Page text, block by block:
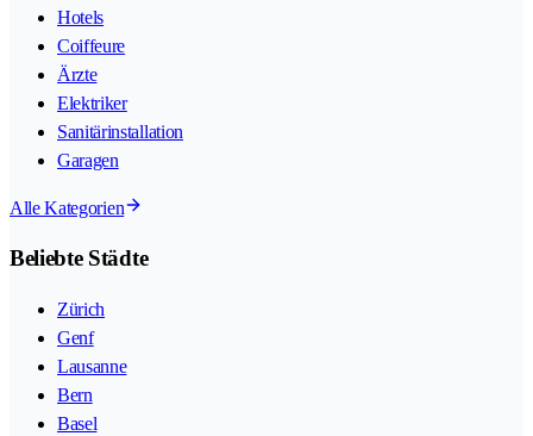
Hotels
Coiffeure
Ärzte
Elektriker
Sanitärinstallation
Garagen
Alle Kategorien
Beliebte Städte
Zürich
Genf
Lausanne
Bern
Basel